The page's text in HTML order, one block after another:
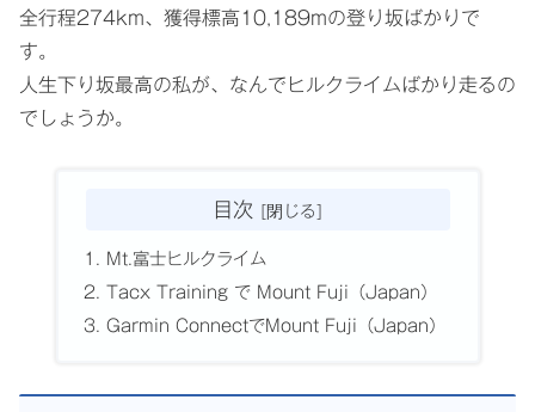
全行程274km、獲得標高10,189mの登り坂ばかりで
す。
人生下り坂最高の私が、なんでヒルクライムばかり走るの
でしょうか。
目次
Mt.富士ヒルクライム
Tacx Training で Mount Fuji（Japan）
Garmin ConnectでMount Fuji（Japan）